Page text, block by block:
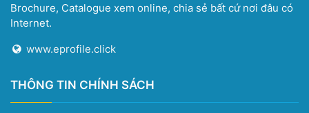
Brochure, Catalogue xem online, chia sẻ bất cứ nơi đâu có
Internet.
www.eprofile.click
THÔNG TIN CHÍNH SÁCH